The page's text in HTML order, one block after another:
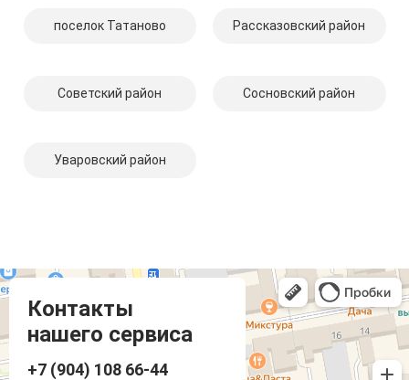
поселок Татаново Рассказовский район
Советский район Сосновский район
Уваровский район
Контакты
нашего сервиса
+7 (904) 108 66-44
Компмастер
Тамбов
Носовская улица, 1